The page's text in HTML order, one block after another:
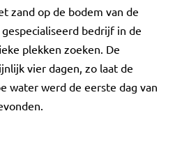
zand op de bodem van de
bedrijf in de
plekken zoeken. De
vier dagen, zo laat de
water werd de eerste dag van